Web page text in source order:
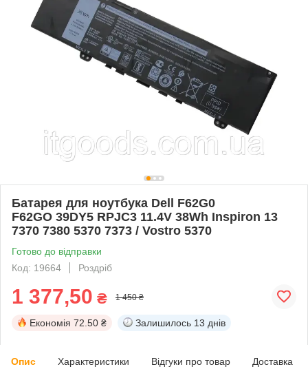
Батарея для ноутбука Dell F62G0
F62GO 39DY5 RPJC3 11.4V 38Wh Inspiron 13
7370 7380 5370 7373 / Vostro 5370
Готово до відправки
Код: 19664
Роздріб
1 377,50 ₴ 1 450 ₴
Економія 72.50 ₴ Залишилось 13 днів
Опис Характеристики Відгуки про товар Доставка